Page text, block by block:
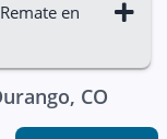
en
CO